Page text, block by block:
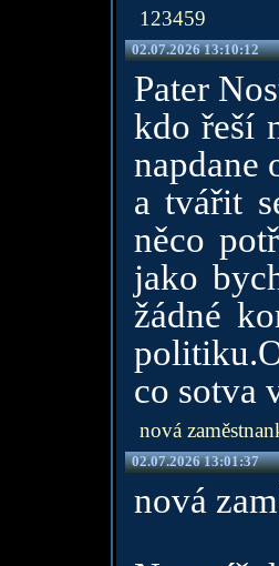
123459
02.07.2026 13:10:12
Pater
kdo řeší
napdane
a tvářit
něco
jako
žádné
co sotva
nová
02.07.2026 13:01:37
nová